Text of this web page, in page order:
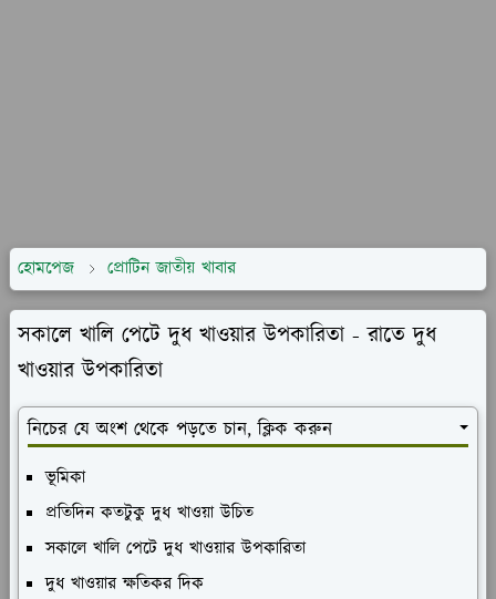
হোমপেজ প্রোটিন জাতীয় খাবার
সকালে খালি পেটে দুধ খাওয়ার উপকারিতা - রাতে দুধ
খাওয়ার উপকারিতা
নিচের যে অংশ থেকে পড়তে চান, ক্লিক করুন
ভূমিকা
প্রতিদিন কতটুকু দুধ খাওয়া উচিত
সকালে খালি পেটে দুধ খাওয়ার উপকারিতা
দুধ খাওয়ার ক্ষতিকর দিক